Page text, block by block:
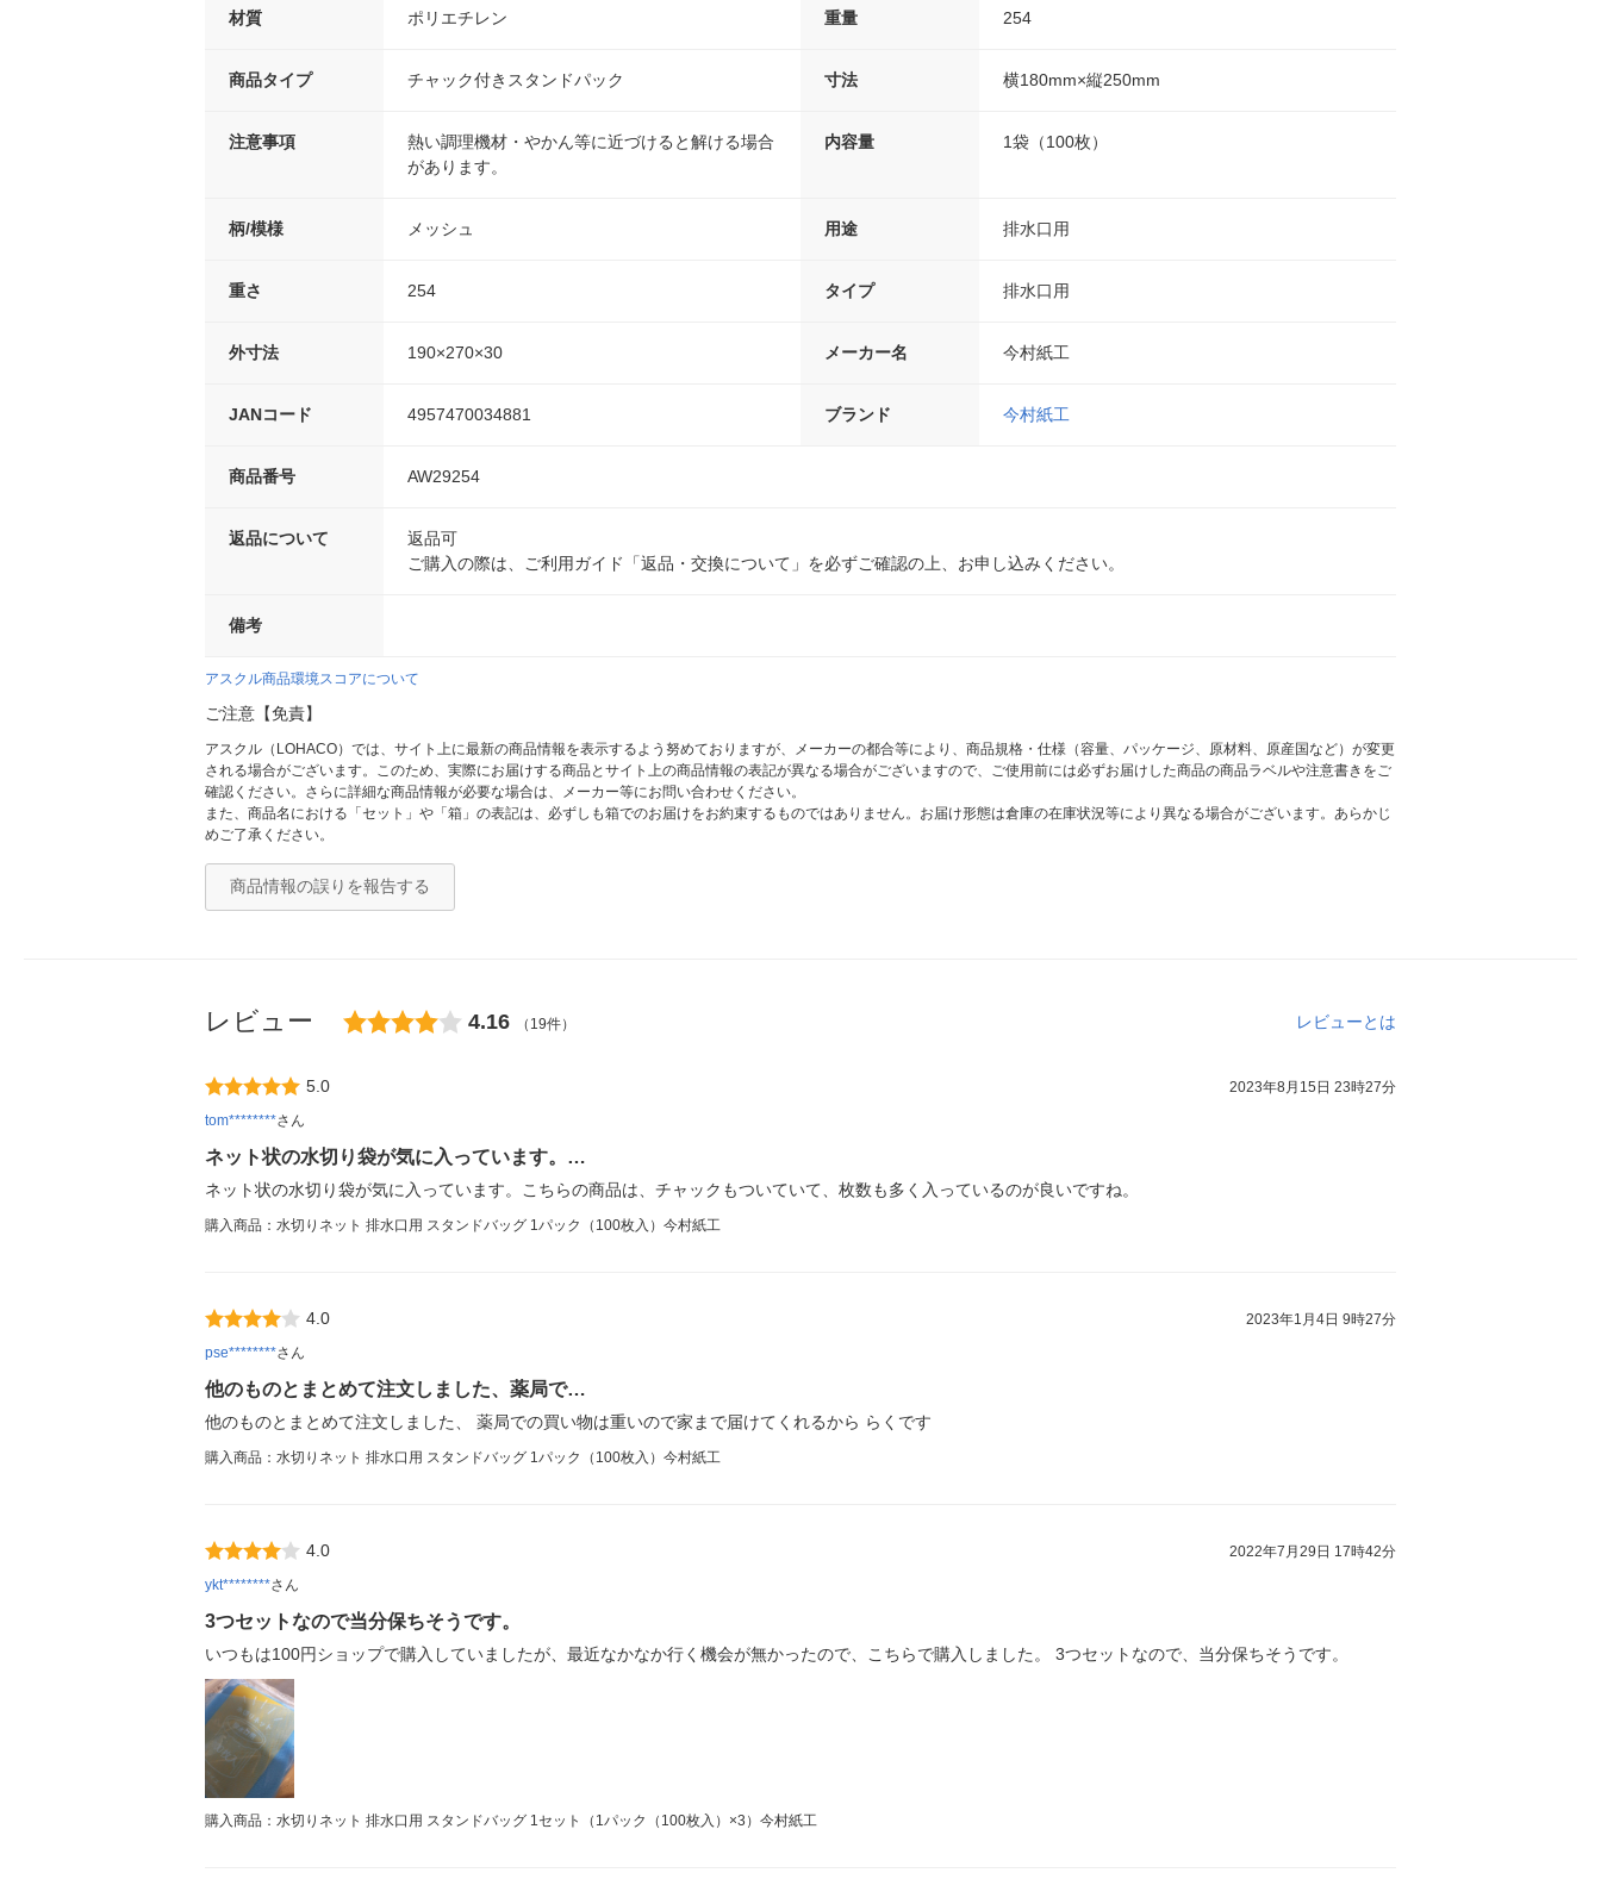
材質 ポリエチレン 重量 254
商品タイプ チャック付きスタンドパック 寸法 横180mm×縦250mm
注意事項
熱い調理機材・やかん等に近づけると解ける場合
があります。
内容量 1袋（100枚）
柄/模様 メッシュ 用途 排水口用
重さ 254 タイプ 排水口用
外寸法 190×270×30 メーカー名 今村紙工
JANコード 4957470034881 ブランド 今村紙工
商品番号 AW29254
返品について
返品可
ご購入の際は、ご利用ガイド「返品・交換について」を必ずご確認の上、お申し込みください。
備考
アスクル商品環境スコアについて
ご注意【免責】
アスクル（LOHACO）では、サイト上に最新の商品情報を表示するよう努めておりますが、メーカーの都合等により、商品規格・仕様（容量、パッケージ、原材料、原産国など）が変更
される場合がございます。このため、実際にお届けする商品とサイト上の商品情報の表記が異なる場合がございますので、ご使用前には必ずお届けした商品の商品ラベルや注意書きをご
確認ください。さらに詳細な商品情報が必要な場合は、メーカー等にお問い合わせください。
また、商品名における「セット」や「箱」の表記は、必ずしも箱でのお届けをお約束するものではありません。お届け形態は倉庫の在庫状況等により異なる場合がございます。あらかじ
めご了承ください。
商品情報の誤りを報告する
レビュー 4.16 （19件） レビューとは
5.0
2023年8月15日 23時27分
tom********さん
ネット状の水切り袋が気に入っています。…
ネット状の水切り袋が気に入っています。こちらの商品は、チャックもついていて、枚数も多く入っているのが良いですね。
購入商品：水切りネット 排水口用 スタンドバッグ 1パック（100枚入）今村紙工
4.0
2023年1月4日 9時27分
pse********さん
他のものとまとめて注文しました、薬局で…
他のものとまとめて注文しました、 薬局での買い物は重いので家まで届けてくれるから らくです
購入商品：水切りネット 排水口用 スタンドバッグ 1パック（100枚入）今村紙工
4.0
2022年7月29日 17時42分
ykt********さん
3つセットなので当分保ちそうです。
いつもは100円ショップで購入していましたが、最近なかなか行く機会が無かったので、こちらで購入しました。 3つセットなので、当分保ちそうです。
購入商品：水切りネット 排水口用 スタンドバッグ 1セット（1パック（100枚入）×3）今村紙工